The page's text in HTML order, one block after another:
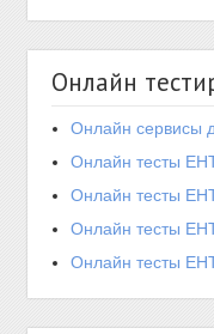
Онлайн
Онлайн сервисы
Онлайн тесты
Онлайн тесты
Онлайн тесты
Онлайн тесты